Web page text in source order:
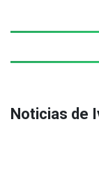
Noticias de